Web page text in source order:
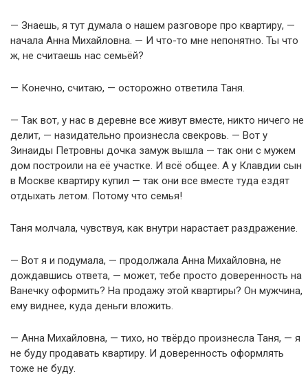
— Знаешь, я тут думала о нашем разговоре про квартиру, —
начала Анна Михайловна. — И что-то мне непонятно. Ты что
ж, не считаешь нас семьёй?
— Конечно, считаю, — осторожно ответила Таня.
— Так вот, у нас в деревне все живут вместе, никто ничего не
делит, — назидательно произнесла свекровь. — Вот у
Зинаиды Петровны дочка замуж вышла — так они с мужем
дом построили на её участке. И всё общее. А у Клавдии сын
в Москве квартиру купил — так они все вместе туда ездят
отдыхать летом. Потому что семья!
Таня молчала, чувствуя, как внутри нарастает раздражение.
— Вот я и подумала, — продолжала Анна Михайловна, не
дождавшись ответа, — может, тебе просто доверенность на
Ванечку оформить? На продажу этой квартиры? Он мужчина,
ему виднее, куда деньги вложить.
— Анна Михайловна, — тихо, но твёрдо произнесла Таня, — я
не буду продавать квартиру. И доверенность оформлять
тоже не буду.